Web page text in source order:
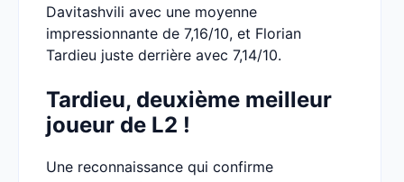
Davitashvili avec une moyenne
impressionnante de 7,16/10, et Florian
Tardieu juste derrière avec 7,14/10.
Tardieu, deuxième meilleur
joueur de L2 !
Une reconnaissance qui confirme